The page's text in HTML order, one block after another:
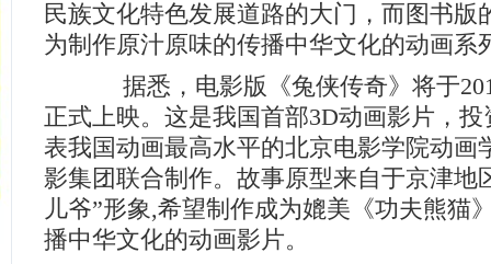
民族文化特色发展道路的大门，而图书版
为制作原汁原味的传播中华文化的动画系
据悉，电影版《兔侠传奇》将于
正式上映。这是我国首部3D动画影片，投
表我国动画最高水平的北京电影学院动画
影集团联合制作。故事原型来自于京津地
儿爷”形象,希望制作成为媲美《功夫熊猫
播中华文化的动画影片。